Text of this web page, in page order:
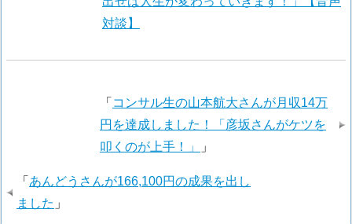
対談】
「 コンサル生の山本航大さんが月収14万
円を達成しました！「彦坂さんがケツを
叩くのが上手！」
」
「 あんどうさんが166,100円の成果を出し
ました 」